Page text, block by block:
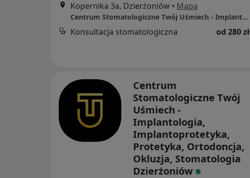
Kopernika 3a, Dzierżoniów • Mapa
Centrum Stomatologiczne Twój Uśmiech - Implantologia, Implantoprotetyka, Protetyka, Ortodoncja, Okluzja, Stomatologia Dzierżoniów
Konsultacja stomatologiczna od 280 zł
Centrum
Stomatologiczne Twój
Uśmiech -
Implantologia,
Implantoprotetyka,
Protetyka, Ortodoncja,
Okluzja, Stomatologia
Dzierżoniów